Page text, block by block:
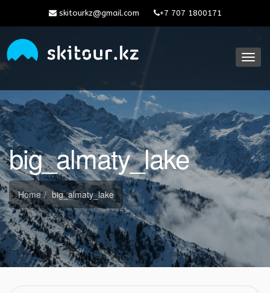
skitourkz@gmail.com +7 707 1800171
big_almaty_lake
Home big_almaty_lake